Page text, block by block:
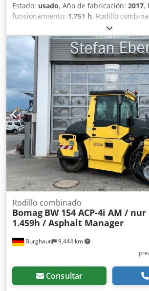
Estado: usado, Año de fabricación: 2017,
funcionamiento: 1,751 h, Rodillo
154 ACP-4i AM, año de fabricación: 2017,
funcionamiento: solo 1.751 horas, motor:
kW/75 CV], sistema Asphalt Manager 2,
asfalto a ambos lados, peso: 7.400 kg,
superficie lisa, buen estado, listo para
lo desea, le ofreceremos una opción de
financiación. El Sr. Mihm (tel. ) estará
atenderle. Para obtener más
página web. Salvo errores y venta
alquiler. = Más información = Póngase
Tobias Ebert para obtener más
Tztemorf
Burghaun 9,444 km
Rodillo combinado
Bomag BW 154 ACP-4i AM / nur
1.459h / Asphalt Manager
Consultar